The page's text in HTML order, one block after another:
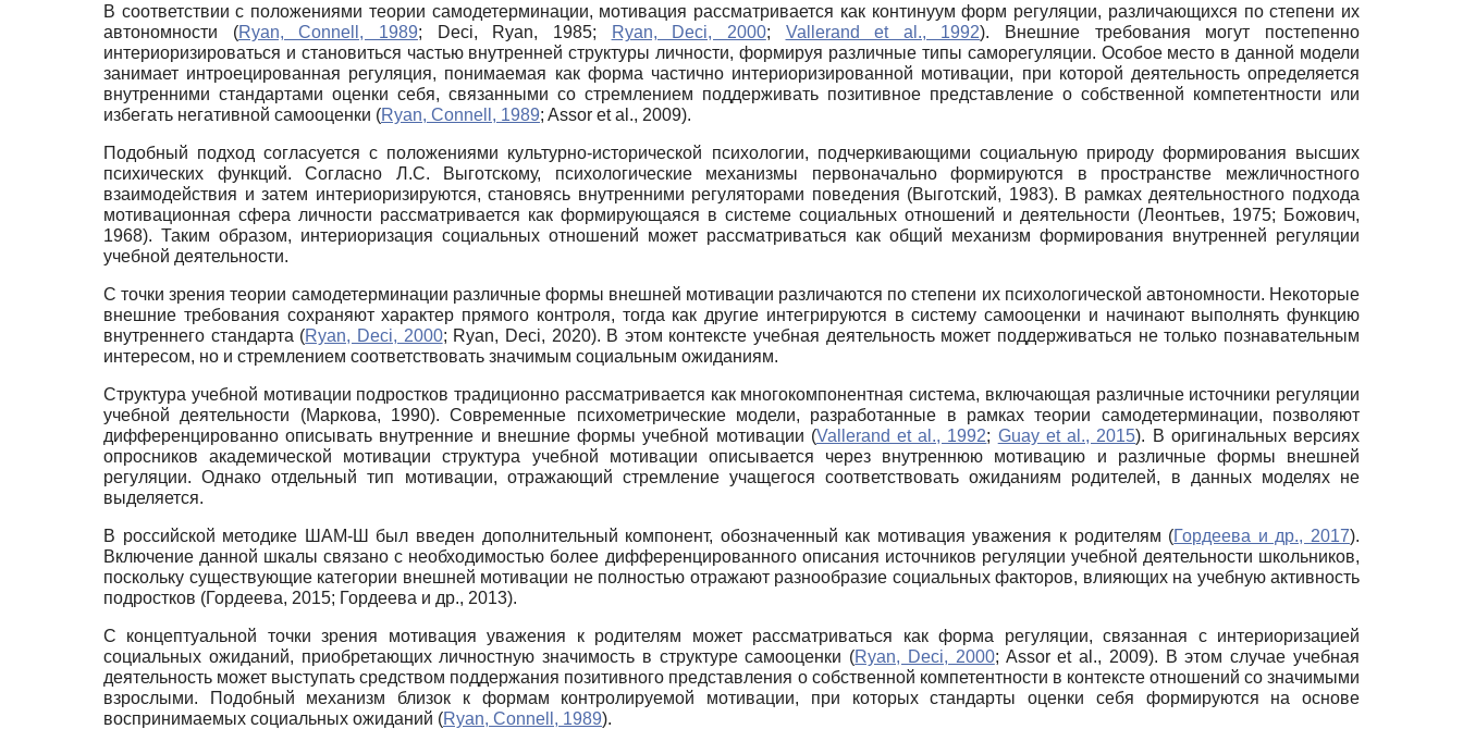
В соответствии с положениями теории самодетерминации, мотивация рассматривается как континуум форм регуляции, различающихся по степени их
автономности (Ryan, Connell, 1989; Deci, Ryan, 1985; Ryan, Deci, 2000; Vallerand et al., 1992). Внешние требования могут постепенно
интериоризироваться и становиться частью внутренней структуры личности, формируя различные типы саморегуляции. Особое место в данной модели
занимает интроецированная регуляция, понимаемая как форма частично интериоризированной мотивации, при которой деятельность определяется
внутренними стандартами оценки себя, связанными со стремлением поддерживать позитивное представление о собственной компетентности или
избегать негативной самооценки (Ryan, Connell, 1989; Assor et al., 2009).
Подобный подход согласуется с положениями культурно-исторической психологии, подчеркивающими социальную природу формирования высших
психических функций. Согласно Л.С. Выготскому, психологические механизмы первоначально формируются в пространстве межличностного
взаимодействия и затем интериоризируются, становясь внутренними регуляторами поведения (Выготский, 1983). В рамках деятельностного подхода
мотивационная сфера личности рассматривается как формирующаяся в системе социальных отношений и деятельности (Леонтьев, 1975; Божович,
1968). Таким образом, интериоризация социальных отношений может рассматриваться как общий механизм формирования внутренней регуляции
учебной деятельности.
С точки зрения теории самодетерминации различные формы внешней мотивации различаются по степени их психологической автономности. Некоторые
внешние требования сохраняют характер прямого контроля, тогда как другие интегрируются в систему самооценки и начинают выполнять функцию
внутреннего стандарта (Ryan, Deci, 2000; Ryan, Deci, 2020). В этом контексте учебная деятельность может поддерживаться не только познавательным
интересом, но и стремлением соответствовать значимым социальным ожиданиям.
Структура учебной мотивации подростков традиционно рассматривается как многокомпонентная система, включающая различные источники регуляции
учебной деятельности (Маркова, 1990). Современные психометрические модели, разработанные в рамках теории самодетерминации, позволяют
дифференцированно описывать внутренние и внешние формы учебной мотивации (Vallerand et al., 1992; Guay et al., 2015). В оригинальных версиях
опросников академической мотивации структура учебной мотивации описывается через внутреннюю мотивацию и различные формы внешней
регуляции. Однако отдельный тип мотивации, отражающий стремление учащегося соответствовать ожиданиям родителей, в данных моделях не
выделяется.
В российской методике ШАМ-Ш был введен дополнительный компонент, обозначенный как мотивация уважения к родителям (Гордеева и др., 2017).
Включение данной шкалы связано с необходимостью более дифференцированного описания источников регуляции учебной деятельности школьников,
поскольку существующие категории внешней мотивации не полностью отражают разнообразие социальных факторов, влияющих на учебную активность
подростков (Гордеева, 2015; Гордеева и др., 2013).
С концептуальной точки зрения мотивация уважения к родителям может рассматриваться как форма регуляции, связанная с интериоризацией
социальных ожиданий, приобретающих личностную значимость в структуре самооценки (Ryan, Deci, 2000; Assor et al., 2009). В этом случае учебная
деятельность может выступать средством поддержания позитивного представления о собственной компетентности в контексте отношений со значимыми
взрослыми. Подобный механизм близок к формам контролируемой мотивации, при которых стандарты оценки себя формируются на основе
воспринимаемых социальных ожиданий (Ryan, Connell, 1989).